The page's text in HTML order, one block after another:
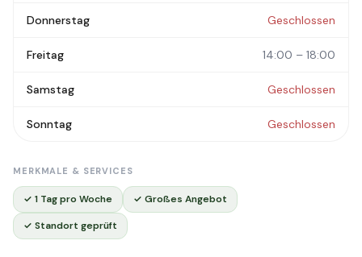
Donnerstag Geschlossen
Freitag 14:00 – 18:00
Samstag Geschlossen
Sonntag Geschlossen
MERKMALE & SERVICES
✓ 1 Tag pro Woche ✓ Großes Angebot
✓ Standort geprüft